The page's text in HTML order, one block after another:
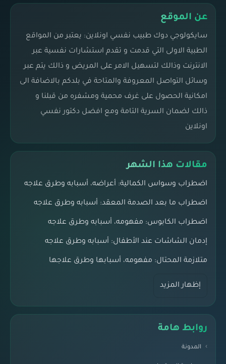
عن الموقع
سايكولوجي دوك طبيب نفسي اونلاين: يعتبر من المواقع
الطبية الاولى التي قدمت و تقدم استشارات نفسية عبر
الانترنت وذالك لتسهيل الامر على المريض و ذالك يتم عبر
وسائل التواصل المعروفة والمتاحة في بلدكم بالاضافة الى
امكانية الحصول على غرف محمية ومشفره من قبلنا و
ذالك لضمان السرية التامة ومع افضل دكتور نفسي
اونلاين
مقالات هذا الشهر
اضطراب وسواس الكمالية: أعراضه، أسبابه وطرق علاجه
اضطراب ما بعد الصدمة المعقد: أسبابه وطرق علاجه
اضطراب الكابوس: مفهومه، أسبابه وطرق علاجه
إدمان الشاشات عند الأطفال: أسبابه وطرق علاجه
متلازمة المحتال: مفهومه، أسبابها وطرق علاجها
إظهار المزيد
روابط هامة
المدونة